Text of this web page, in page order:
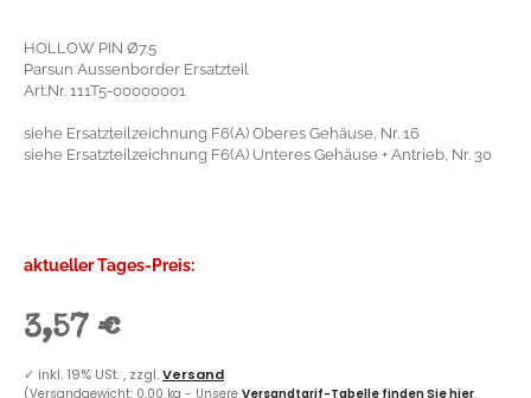
HOLLOW PIN Ø7.5
Parsun Aussenborder Ersatzteil
Art.Nr. 111T5-00000001
siehe Ersatzteilzeichnung F6(A) Oberes Gehäuse, Nr. 16
siehe Ersatzteilzeichnung F6(A) Unteres Gehäuse + Antrieb, Nr. 30
aktueller Tages-Preis:
3,57 €
✓ inkl. 19% USt. , zzgl.Versand
(Versandgewicht: 0,00 kg - Unsere Versandtarif-Tabelle finden Sie hier.